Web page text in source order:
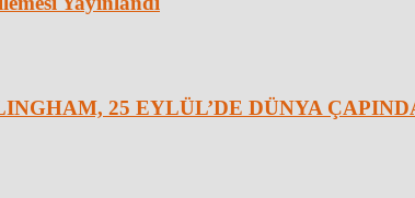
25 EYLÜL’DE DÜNYA